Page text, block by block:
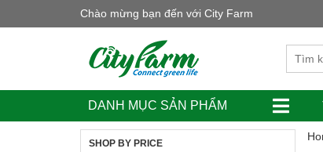
Chào mừng bạn đến với City Farm
DANH MỤC SẢN PHẨM
SHOP BY PRICE